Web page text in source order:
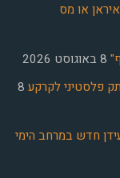
או מס
8 באוגוסט 2026
פלסטיני לקרקע 8
חדש במרחב הימי